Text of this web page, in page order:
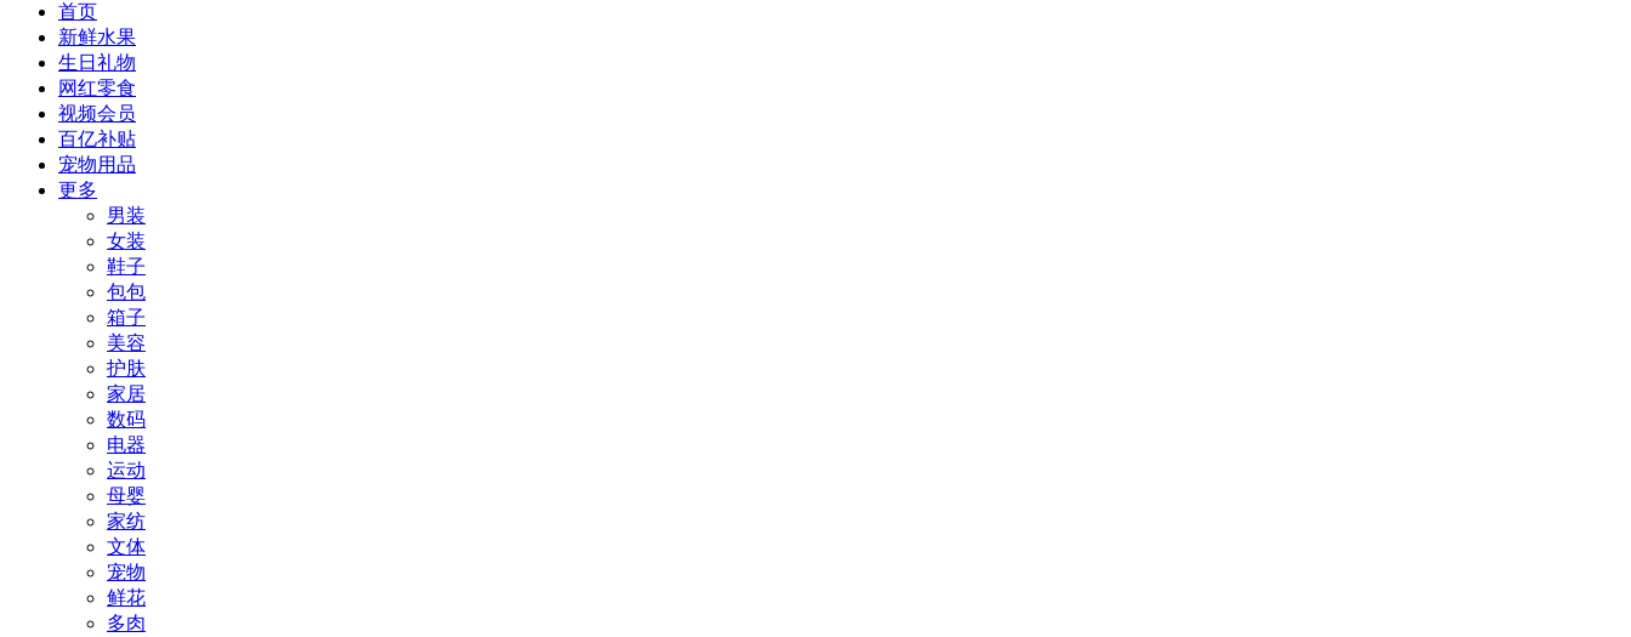
首页
新鲜水果
生日礼物
网红零食
视频会员
百亿补贴
宠物用品
更多
男装
女装
鞋子
包包
箱子
美容
护肤
家居
数码
电器
运动
母婴
家纺
文体
宠物
鲜花
多肉